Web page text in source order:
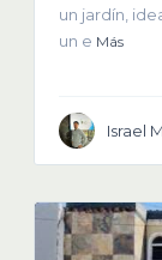
un jardín,
un e Más
Israel